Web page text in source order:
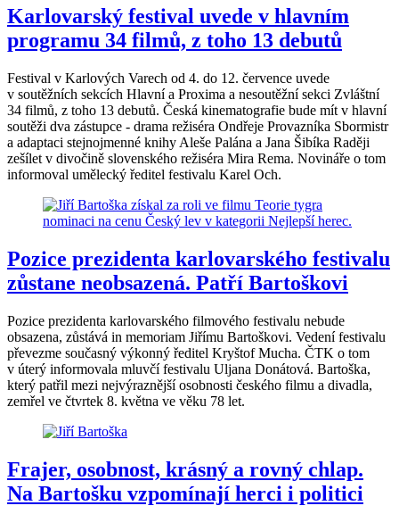
Karlovarský festival uvede v hlavním
programu 34 filmů, z toho 13 debutů
Festival v Karlových Varech od 4. do 12. července uvede
v soutěžních sekcích Hlavní a Proxima a nesoutěžní sekci Zvláštní
34 filmů, z toho 13 debutů. Česká kinematografie bude mít v hlavní
soutěži dva zástupce - drama režiséra Ondřeje Provazníka Sbormistr
a adaptaci stejnojmenné knihy Aleše Palána a Jana Šibíka Raději
zešílet v divočině slovenského režiséra Mira Rema. Novináře o tom
informoval umělecký ředitel festivalu Karel Och.
Pozice prezidenta karlovarského festivalu
zůstane neobsazená. Patří Bartoškovi
Pozice prezidenta karlovarského filmového festivalu nebude
obsazena, zůstává in memoriam Jiřímu Bartoškovi. Vedení festivalu
převezme současný výkonný ředitel Kryštof Mucha. ČTK o tom
v úterý informovala mluvčí festivalu Uljana Donátová. Bartoška,
který patřil mezi nejvýraznější osobnosti českého filmu a divadla,
zemřel ve čtvrtek 8. května ve věku 78 let.
Frajer, osobnost, krásný a rovný chlap.
Na Bartošku vzpomínají herci i politici